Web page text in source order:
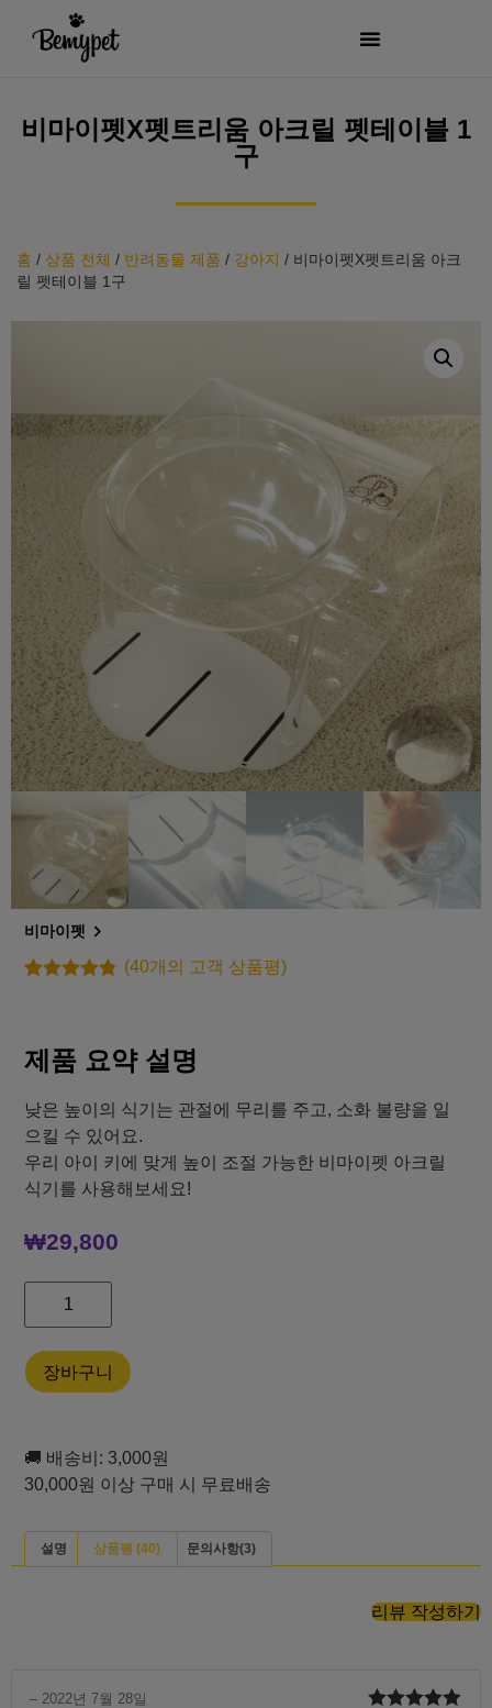
비마이펫X펫트리움 아크릴 펫테이블 1
구
홈 / 상품 전체 / 반려동물 제품 / 강아지 / 비마이펫X펫트리움 아크
릴 펫테이블 1구
비마이펫
점 만점에
점으로 평
(40개의 고객 상품평)
제품 요약 설명
낮은 높이의 식기는 관절에 무리를 주고, 소화 불량을 일
으킬 수 있어요.
우리 아이 키에 맞게 높이 조절 가능한 비마이펫 아크릴
식기를 사용해보세요!
₩29,800
장바구니
🚚 배송비: 3,000원
30,000원 이상 구매 시 무료배송
설명 상품평 (40) 문의사항(3)
리뷰 작성하기
– 2022년 7월 28일